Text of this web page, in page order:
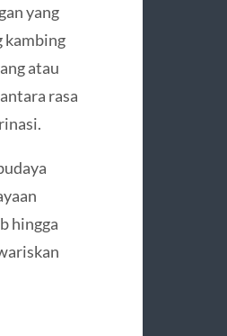
yang
kambing
atau
rasa
hingga